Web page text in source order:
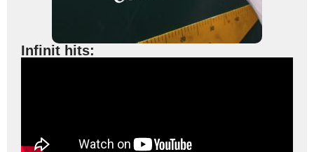
Infinit hits: